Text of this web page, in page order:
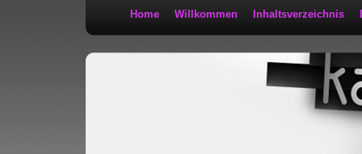
Home Willkommen Inhaltsverzeichnis